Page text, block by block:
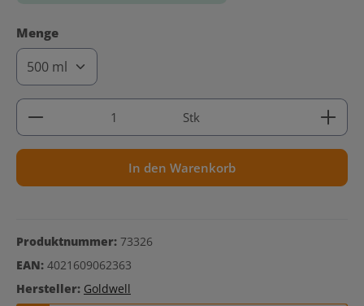
Mengeauswählen
Produkt Anzahl: Gib den gewünschten Wert ein
Stk
In den Warenkorb
Produktnummer: 73326
EAN: 4021609062363
Hersteller: Goldwell